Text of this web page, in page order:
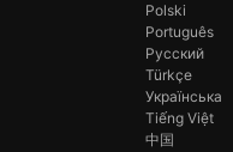
Polski
Português
Русский
Türkçe
Українська
Tiếng Việt
中国